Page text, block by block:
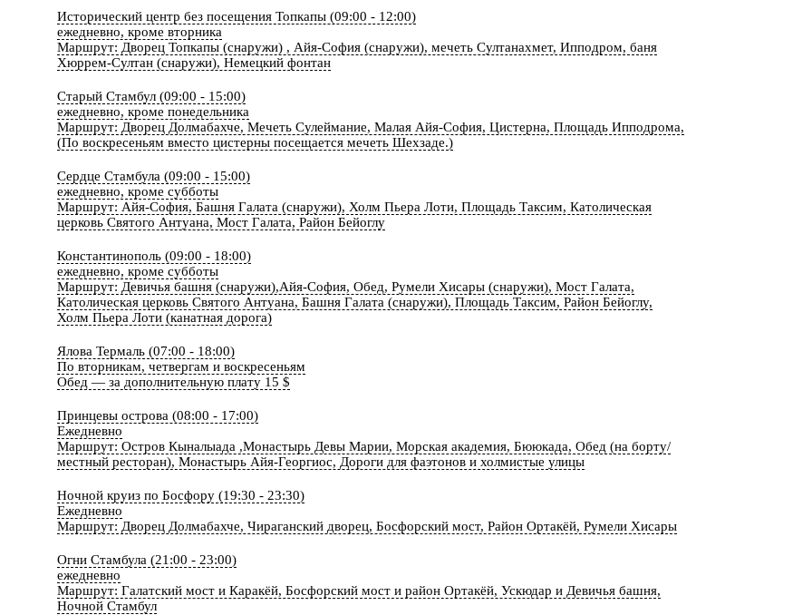
Исторический центр без посещения Топкапы (09:00 - 12:00)
ежедневно, кроме вторника
Маршрут: Дворец Топкапы (снаружи) , Айя-София (снаружи), мечеть Султанахмет, Ипподром, баня
Хюррем-Султан (снаружи), Немецкий фонтан
Старый Стамбул (09:00 - 15:00)
ежедневно, кроме понедельника
Маршрут: Дворец Долмабахче, Мечеть Сулеймание, Малая Айя-София, Цистерна, Площадь Ипподрома,
(По воскресеньям вместо цистерны посещается мечеть Шехзаде.)
Сердце Стамбула (09:00 - 15:00)
ежедневно, кроме субботы
Маршрут: Айя-София, Башня Галата (снаружи), Холм Пьера Лоти, Площадь Таксим, Католическая
церковь Святого Антуана, Мост Галата, Район Бейоглу
Константинополь (09:00 - 18:00)
ежедневно, кроме субботы
Маршрут: Девичья башня (снаружи),Айя-София, Обед, Румели Хисары (снаружи), Мост Галата,
Католическая церковь Святого Антуана, Башня Галата (снаружи), Площадь Таксим, Район Бейоглу,
Холм Пьера Лоти (канатная дорога)
Ялова Термаль (07:00 - 18:00)
По вторникам, четвергам и воскресеньям
Обед — за дополнительную плату 15 $
Принцевы острова (08:00 - 17:00)
Ежедневно
Маршрут: Остров Кыналыада ,Монастырь Девы Марии, Морская академия, Бююкада, Обед (на борту/
местный ресторан), Монастырь Айя-Георгиос, Дороги для фаэтонов и холмистые улицы
Ночной круиз по Босфору (19:30 - 23:30)
Ежедневно
Маршрут: Дворец Долмабахче, Чираганский дворец, Босфорский мост, Район Ортакёй, Румели Хисары
Огни Стамбула (21:00 - 23:00)
ежедневно
Маршрут: Галатский мост и Каракёй, Босфорский мост и район Ортакёй, Ускюдар и Девичья башня,
Ночной Стамбул